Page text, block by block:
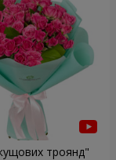
троянд"